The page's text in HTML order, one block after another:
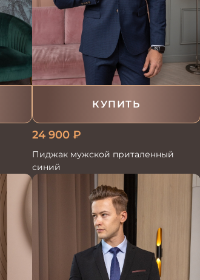
КУПИТЬ
24 900₽
Пиджак мужской приталенный
синий